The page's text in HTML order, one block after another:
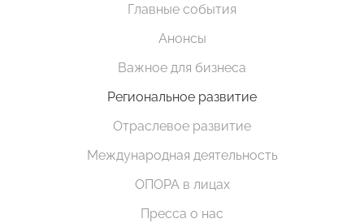
Главные события
Анонсы
Важное для бизнеса
Региональное развитие
Отраслевое развитие
Международная деятельность
ОПОРА в лицах
Пресса о нас